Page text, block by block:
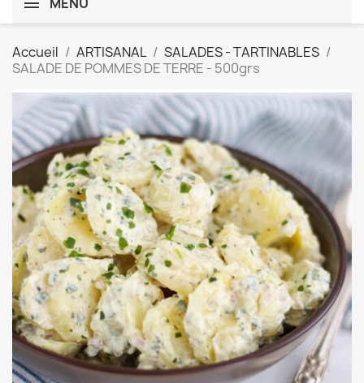
Accueil ARTISANAL
SALADES - TARTINABLES
SALADE DE POMMES DE TERRE - 500grs